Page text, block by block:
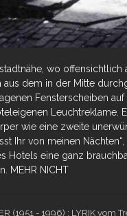
wo
aus dem in der Mitte
Fensterscheiben
Leuchtreklame.
wie eine zweite
Ihr von meinen
Hotels eine ganz
MEHR NICHT
(1951 - 1996) : LYRIK vom